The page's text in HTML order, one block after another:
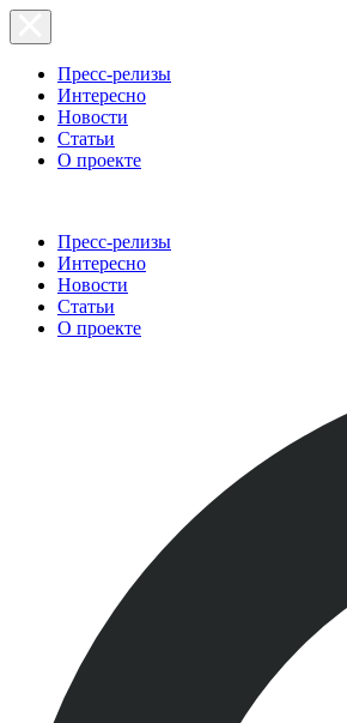
Пресс-релизы
Интересно
Новости
Статьи
О проекте
Пресс-релизы
Интересно
Новости
Статьи
О проекте